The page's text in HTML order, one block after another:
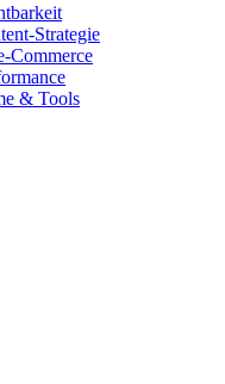
Strategie
Commerce
& Tools